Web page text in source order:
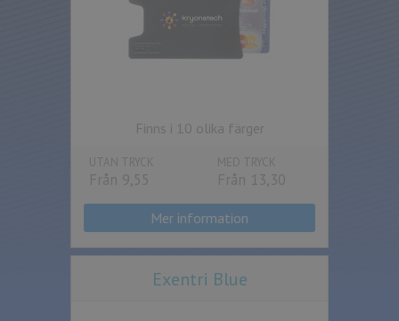
Finns i 10 olika färger
UTAN TRYCK
Från 9,55
MED TRYCK
Från 13,30
Mer information
Exentri Blue